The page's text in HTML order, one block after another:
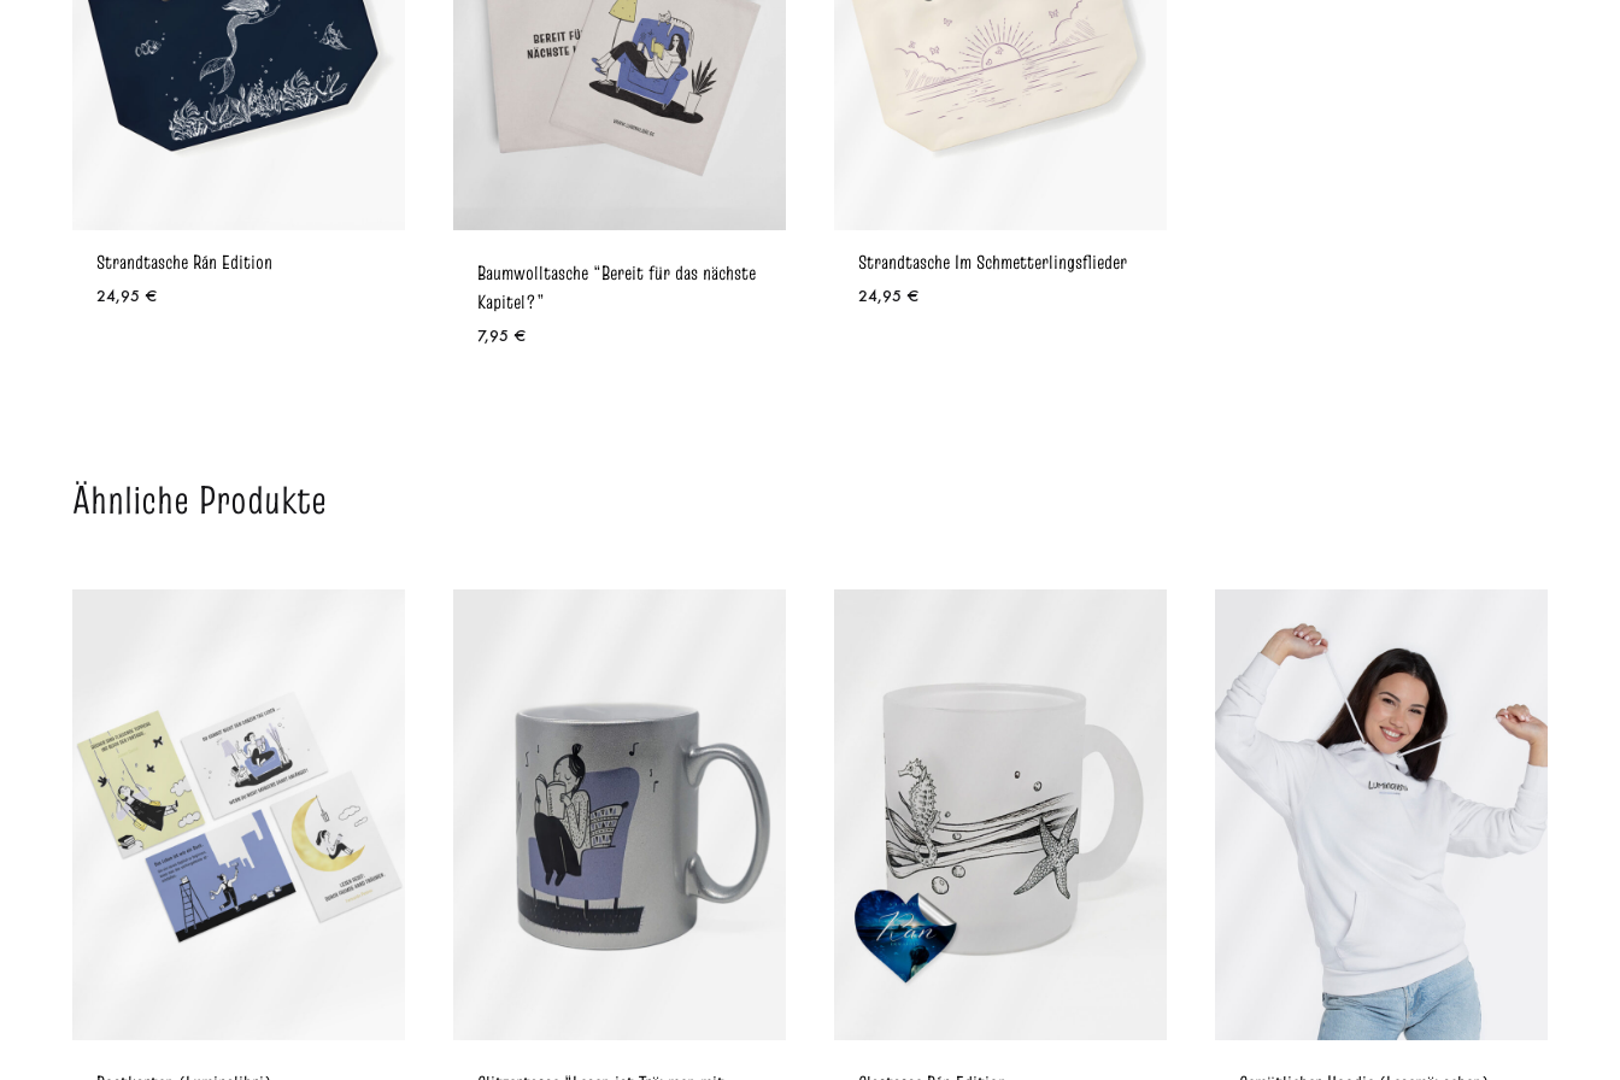
Strandtasche Rán Edition
24,95 €
Baumwolltasche “Bereit für das nächste
Kapitel?”
7,95 €
Strandtasche Im Schmetterlingsflieder
24,95 €
Ähnliche Produkte